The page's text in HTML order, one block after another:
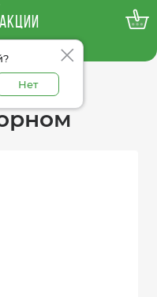
Нет
акции